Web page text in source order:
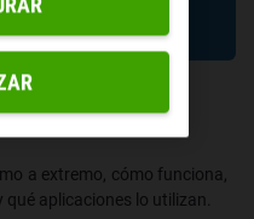
QUÉ ES Y QUÉ
a extremo, cómo funciona,
aplicaciones lo utilizan.